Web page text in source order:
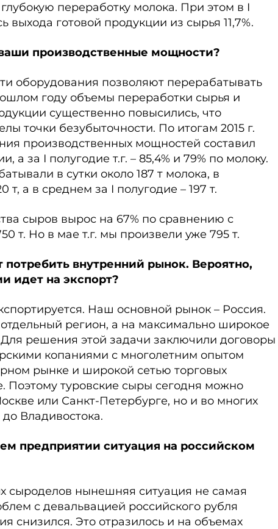
переработку молока. При этом в I
выхода готовой продукции из сырья 11,7%.
производственные мощности?
оборудования позволяют перерабатывать
году объемы переработки сырья и
существенно повысились, что
точки безубыточности. По итогам 2015 г.
производственных мощностей составил
а за I полугодие т.г. – 85,4% и 79% по молоку.
в сутки около 187 т молока, в
т, а в среднем за I полугодие – 197 т.
сыров вырос на 67% по сравнению с
т. Но в мае т.г. мы произвели уже 795 т.
внутренний рынок. Вероятно,
идет на экспорт?
Наш основной рынок – Россия.
регион, а на максимально широкое
решения этой задачи заключили договоры
копаниями с многолетним опытом
рынке и широкой сетью торговых
Поэтому туровские сыры сегодня можно
или Санкт-Петербурге, но и во многих
Владивостока.
предприятии ситуация на российском
сыроделов нынешняя ситуация не самая
с девальвацией российского рубля
снизился. Это отразилось и на объемах